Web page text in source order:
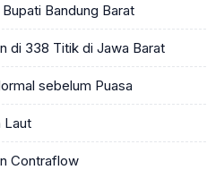
Bandung Barat
di 338 Titik di Jawa Barat
sebelum Puasa
Laut
Contraflow